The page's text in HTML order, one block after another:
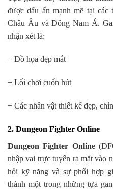
được dấu ấn mạnh mẽ tại
Châu Âu và Đông Nam Á.
nhận xét là:
+ Đồ họa đẹp mắt
+ Lối chơi cuốn hút
+ Các nhân vật thiết kế đẹp,
2. Dungeon Fighter Online
Dungeon Fighter Online
nhập vai trực tuyến ra mắt vào
hỏi kỹ năng và sự phối hợp
thành một trong những tựa